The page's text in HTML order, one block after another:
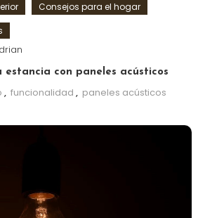
Consejos para el hogar
estancia con paneles acústicos
, funcionalidad , paneles acústicos